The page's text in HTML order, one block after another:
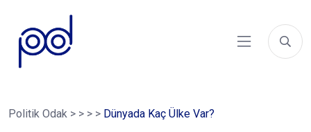
Politik Odak > > > > Dünyada Kaç Ülke Var?